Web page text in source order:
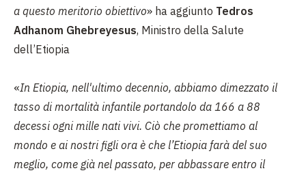
a questo meritorio obiettivo» ha aggiunto Tedros
Adhanom Ghebreyesus, Ministro della Salute
dell’Etiopia
«In Etiopia, nell'ultimo decennio, abbiamo dimezzato il
tasso di mortalità infantile portandolo da 166 a 88
decessi ogni mille nati vivi. Ciò che promettiamo al
mondo e ai nostri figli ora è che l’Etiopia farà del suo
meglio, come già nel passato, per abbassare entro il